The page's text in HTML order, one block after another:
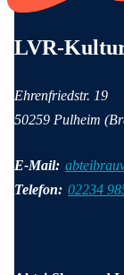
LVR-
Ehrenfriedstr. 19
50259 Pulheim
E-Mail:
Telefon: 02234